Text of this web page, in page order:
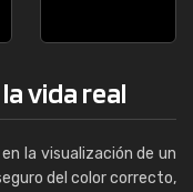
vida real
la visualización de un
del color correcto,